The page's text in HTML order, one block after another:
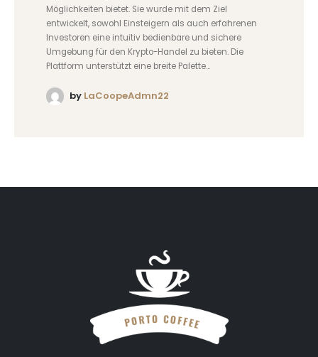
Möglichkeiten bietet. Sie wurde mit dem Ziel
entwickelt, sowohl Einsteigern als auch erfahrenen
Investoren eine intuitiv bedienbare und sichere
Umgebung für den Krypto-Handel zu bieten. Die
Plattform unterstützt eine breite Palette...
by LaCoopeAdmn22